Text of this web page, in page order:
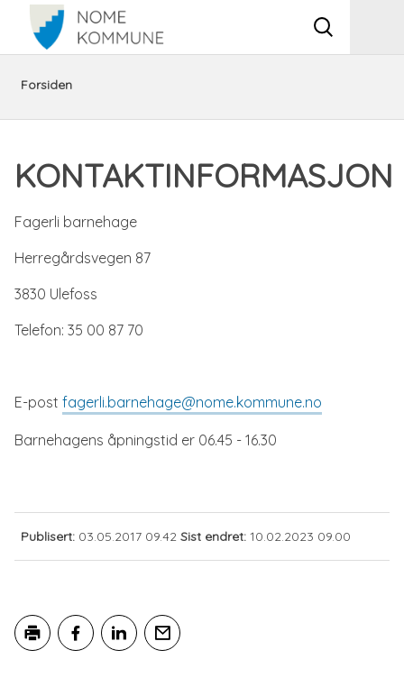
Vis
Du
her:
Forsiden
skole
Nome
barnehage
KONTAKTINFORMASJON
Fagerli barnehage
Herregårdsvegen 87
3830 Ulefoss
Telefon: 35 00 87 70
E-post fagerli.barnehage@nome.kommune.no
Barnehagens åpningstid er 06.45 - 16.30
Publisert 03.05.2017 09.42 Sist endret 10.02.2023 09.00